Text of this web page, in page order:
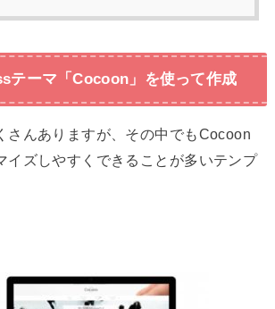
テーマ「Cocoon」を使って作成
さんありますが、その中でもCocoon
イズしやすくできることが多いテンプ